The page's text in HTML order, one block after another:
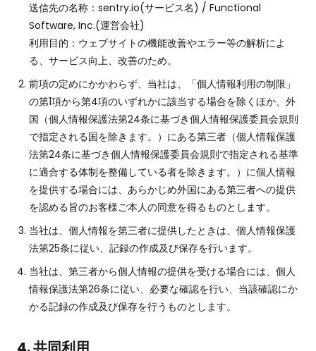
送信先の名称：sentry.io(サービス名) / Functional
Software, Inc.(運営会社)
利用目的：ウェブサイトの機能改善やエラー等の解析によ
る、サービス向上、改善のため。
前項の定めにかかわらず、当社は、「個人情報利用の制限」
の第1項から第4項のいずれかに該当する場合を除くほか、外
国（個人情報保護法第24条に基づき個人情報保護委員会規則
で指定される国を除きます。）にある第三者（個人情報保護
法第24条に基づき個人情報保護委員会規則で指定される基準
に適合する体制を整備している者を除きます。）に個人情報
を提供する場合には、あらかじめ外国にある第三者への提供
を認める旨のお客様ご本人の同意を得るものとします。
当社は、個人情報を第三者に提供したときは、個人情報保護
法第25条に従い、記録の作成及び保存を行います。
当社は、第三者から個人情報の提供を受ける場合には、個人
情報保護法第26条に従い、必要な確認を行い、当該確認にか
かる記録の作成及び保存を行うものとします。